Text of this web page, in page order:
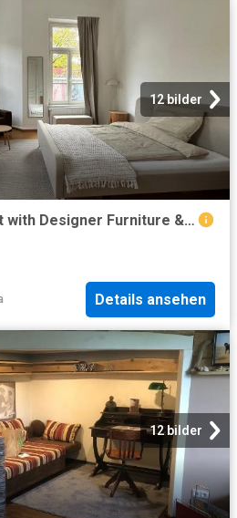
12 bilder
Stylish City Apartment with Designer Furniture & High Ceilings – Near City Center, Aachen Amsterdam Apartments for Rent
Details ansehen
12 bilder